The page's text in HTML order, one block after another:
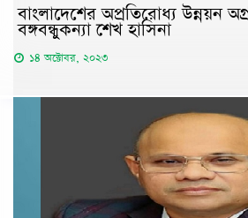
বাংলাদেশের অপ্রতিরোধ্য উন্নয়ন
বঙ্গবন্ধুকন্যা শেখ হাসিনা
১৪ অক্টোবর, ২০২৩